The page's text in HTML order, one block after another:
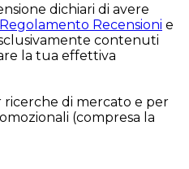
dichiari di avere
Regolamento Recensioni e
contenuti
la tua effettiva
ricerche di mercato e per
(compresa la